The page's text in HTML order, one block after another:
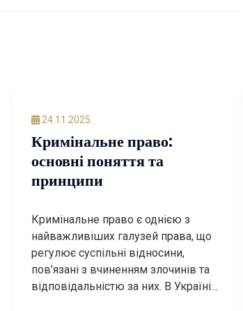
24.11.2025
Кримінальне право:
основні поняття та
принципи
Кримінальне право є однією з
найважливіших галузей права, що
регулює суспільні відносини,
пов’язані з вчиненням злочинів та
відповідальністю за них. В Україні